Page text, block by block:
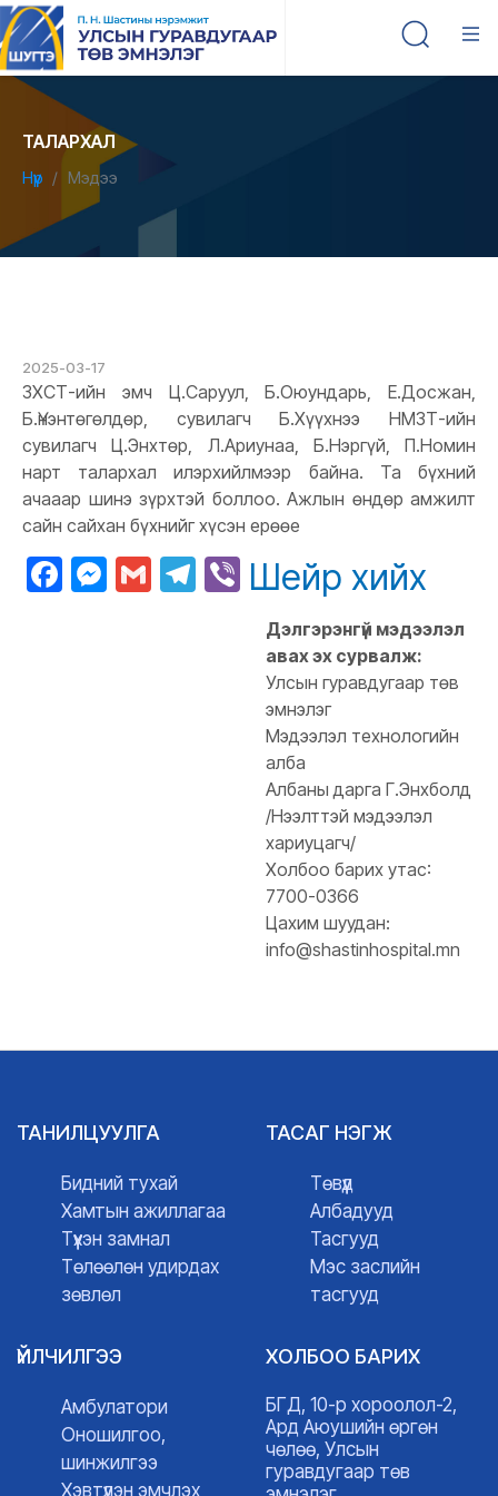
ТАЛАРХАЛ
Нүүр Мэдээ
2025-03-17
ЗХСТ-ийн эмч Ц.Саруул, Б.Оюундарь, Е.Досжан,
Б.Үнэнтөгөлдөр, сувилагч Б.Хүүхнээ НМЗТ-ийн
сувилагч Ц.Энхтөр, Л.Ариунаа, Б.Нэргүй, П.Номин
нарт талархал илэрхийлмээр байна. Та бүхний
ачааар шинэ зүрхтэй боллоо. Ажлын өндөр амжилт
сайн сайхан бүхнийг хүсэн ерөөе
Facebook
Messenger
GmailTelegram
Viber
Шейр хийх
Дэлгэрэнгүй мэдээлэл
авах эх сурвалж:
Улсын гуравдугаар төв
эмнэлэг
Мэдээлэл технологийн
алба
Албаны дарга Г.Энхболд
/Нээлттэй мэдээлэл
хариуцагч/
Холбоо барих утас:
7700-0366
Цахим шуудан:
info@shastinhospital.mn
ТАНИЛЦУУЛГА
Бидний тухай
Хамтын ажиллагаа
Түүхэн замнал
Төлөөлөн удирдах
зөвлөл
ТАСАГ НЭГЖ
Төвүүд
Албадууд
Тасгууд
Мэс заслийн
тасгууд
ҮЙЛЧИЛГЭЭ
Амбулатори
Оношилгоо,
шинжилгээ
Хэвтүүлэн эмчлэх
ХОЛБОО БАРИХ
БГД, 10-р хороолол-2,
Ард Аюушийн өргөн
чөлөө, Улсын
гуравдугаар төв